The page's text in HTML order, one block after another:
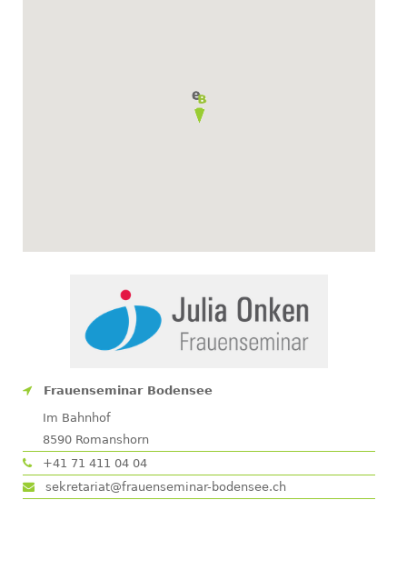
Frauenseminar Bodensee
Im Bahnhof
8590 Romanshorn
+41 71 411 04 04
sekretariat@frauenseminar-bodensee.ch